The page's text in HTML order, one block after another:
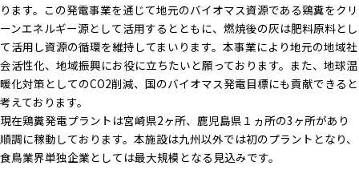
ります。この発電事業を通じて地元のバイオマス資源である鶏糞をクリ
ーンエネルギー源として活用するとともに、燃焼後の灰は肥料原料とし
て活用し資源の循環を維持してまいります。本事業により地元の地域社
会活性化、地域振興にお役に立ちたいと願っております。また、地球温
暖化対策としてのCO2削減、国のバイオマス発電目標にも貢献できると
考えております。
現在鶏糞発電プラントは宮崎県2ヶ所、鹿児島県１ヵ所の3ヶ所があり
順調に稼動しております。本施設は九州以外では初のプラントとなり、
食鳥業界単独企業としては最大規模となる見込みです。